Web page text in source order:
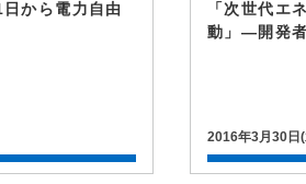
から電力自由
「次世代エ
動」―開発
2016年3月30日